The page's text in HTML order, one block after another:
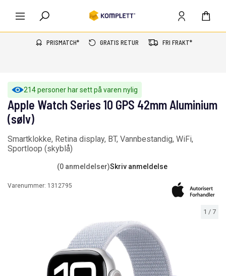
PRISMATCH* GRATIS RETUR FRI FRAKT*
214 personer har sett på varen nylig
1 / 7
Apple Watch Series 10 GPS 42mm Aluminium
(sølv)
Smartklokke, Retina display, BT, Vannbestandig, WiFi,
Sportloop (skyblå)
(0 anmeldelser)Skriv anmeldelse
Varenummer: 1312795